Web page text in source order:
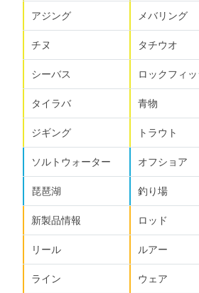
アジング メバリング
チヌ タチウオ
シーバス ロックフィッ
タイラバ 青物
ジギング トラウト
ソルトウォーター オフショア
琵琶湖 釣り場
新製品情報 ロッド
リール ルアー
ライン ウェア